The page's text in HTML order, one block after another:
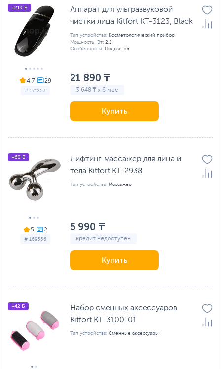
4.7
# 171253
+219 Б
Аппарат для ультразвуковой
чистки лица Kitfort КТ-3123, Black
Тип устройства: Косметологический прибор
Мощность, Вт: 2.2
Особенности: Подсветка
21 890 ₸
3 648 ₸ x 6 мес
Купить
5
# 169556
+60 Б
Лифтинг-массажер для лица и
тела Kitfort КТ-2938
Тип устройства: Массажер
5 990 ₸
кредит недоступен
Купить
+42 Б
Набор сменных аксессуаров
Kitfort КТ-3100-01
Тип устройства: Сменные аксессуары